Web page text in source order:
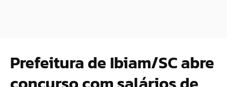
Prefeitura de Ibiam/SC abre